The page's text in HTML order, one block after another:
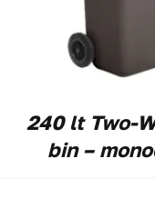
240 lt Two-
bin –